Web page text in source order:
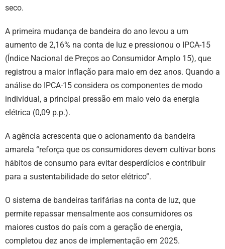
seco.
A primeira mudança de bandeira do ano levou a um
aumento de 2,16% na conta de luz e pressionou o IPCA-15
(Índice Nacional de Preços ao Consumidor Amplo 15), que
registrou a maior inflação para maio em dez anos. Quando a
análise do IPCA-15 considera os componentes de modo
individual, a principal pressão em maio veio da energia
elétrica (0,09 p.p.).
A agência acrescenta que o acionamento da bandeira
amarela “reforça que os consumidores devem cultivar bons
hábitos de consumo para evitar desperdícios e contribuir
para a sustentabilidade do setor elétrico”.
O sistema de bandeiras tarifárias na conta de luz, que
permite repassar mensalmente aos consumidores os
maiores custos do país com a geração de energia,
completou dez anos de implementação em 2025.